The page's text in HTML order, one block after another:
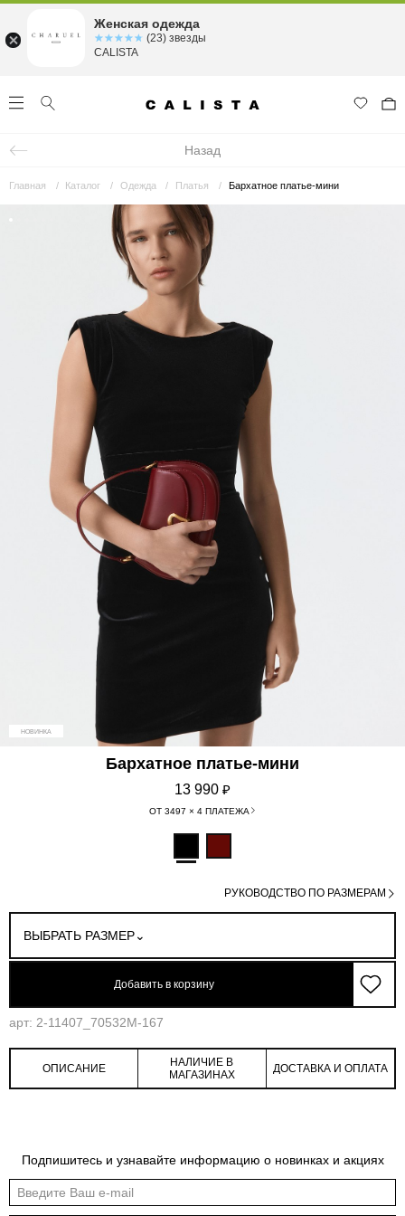
Назад
Главная Каталог Одежда Платья Бархатное платье-мини
НОВИНКА
Бархатное платье-мини
13 990 ₽
ОТ 3497 × 4 ПЛАТЕЖА
ВЫБРАТЬ РАЗМЕР
РУКОВОДСТВО ПО РАЗМЕРАМ
Добавить в корзину
арт: 2-11407_70532M-167
Обмеры изделия Таблица размеров
ОПИСАНИЕ
НАЛИЧИЕ В
МАГАЗИНАХ
ДОСТАВКА И ОПЛАТА
Подпишитесь и узнавайте информацию о новинках и акциях
Женская одежда
☆☆☆☆☆
★★★★★ (23) звезды
CALISTA